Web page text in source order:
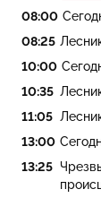
08:00
08:25
10:00
10:35
11:05
13:00
13:25